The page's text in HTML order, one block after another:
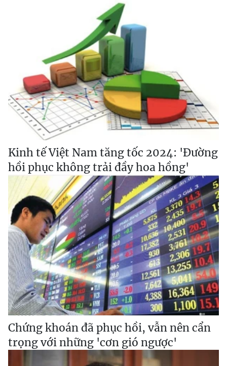
Kinh tế Việt Nam tăng tốc 2024: 'Đường
hồi phục không trải đầy hoa hồng'
Chứng khoán đã phục hồi, vẫn nên cẩn
trọng với những 'cơn gió ngược'